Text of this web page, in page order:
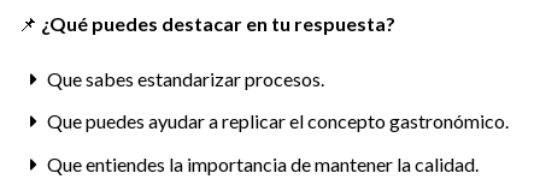
📌 ¿Qué puedes destacar en tu respuesta?
Que sabes estandarizar procesos.
Que puedes ayudar a replicar el concepto gastronómico.
Que entiendes la importancia de mantener la calidad.